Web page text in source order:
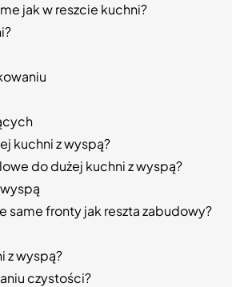
jak w reszcie kuchni?
kuchni z wyspą?
do dużej kuchni z wyspą?
same fronty jak reszta zabudowy?
z wyspą?
czystości?